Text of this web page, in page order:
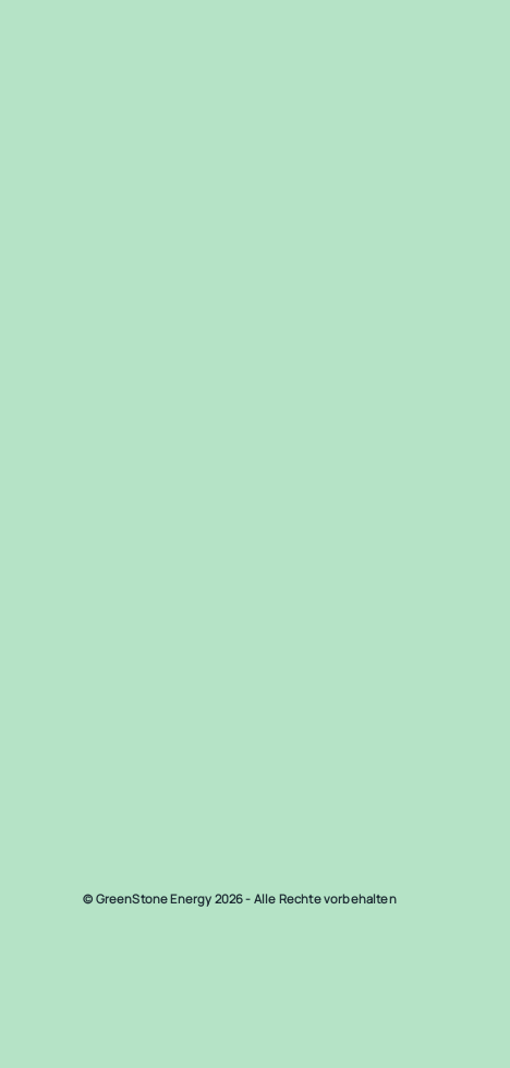
© GreenStone Energy 2026 - Alle Rechte vorbehalten